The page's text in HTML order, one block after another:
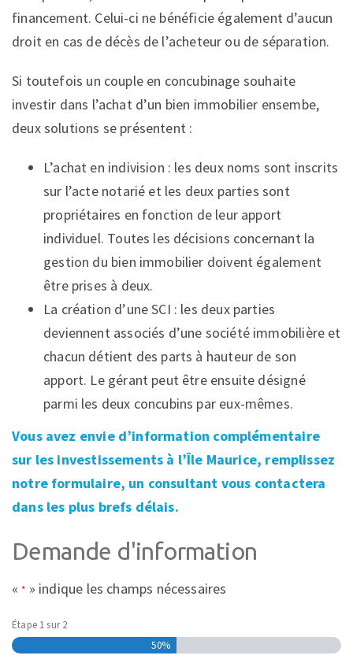
financement. Celui-ci ne bénéficie également d’aucun
droit en cas de décès de l’acheteur ou de séparation.
Si toutefois un couple en concubinage souhaite
investir dans l’achat d’un bien immobilier ensembe,
deux solutions se présentent :
L’achat en indivision : les deux noms sont inscrits
sur l’acte notarié et les deux parties sont
propriétaires en fonction de leur apport
individuel. Toutes les décisions concernant la
gestion du bien immobilier doivent également
être prises à deux.
La création d’une SCI : les deux parties
deviennent associés d’une société immobilière et
chacun détient des parts à hauteur de son
apport. Le gérant peut être ensuite désigné
parmi les deux concubins par eux-mêmes.
Vous avez envie d’information complémentaire
sur les investissements à l’Île Maurice, remplissez
notre formulaire, un consultant vous contactera
dans les plus brefs délais.
Demande d'information
«* » indique les champs nécessaires
Étape 1 sur2
50%